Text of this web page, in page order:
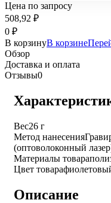
Цена по запросу
508,92 ₽
0 ₽
В корзинуВ корзине
Обзор
Доставка и оплата
Отзывы0
Вес26 г
Метод нанесения
(оптоволоконный
Материалы товара
Цвет товара
Описание